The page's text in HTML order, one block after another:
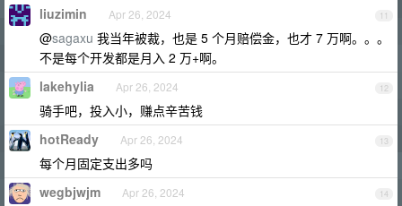
11
liuzimin Apr 26, 2024
@sagaxu 我当年被裁，也是 5 个月赔偿金，也才 7 万啊。。。
不是每个开发都是月入 2 万+啊。
12
lakehylia Apr 26, 2024
骑手吧，投入小，赚点辛苦钱
13
hotReady Apr 26, 2024
每个月固定支出多吗
14
wegbjwjm Apr 26, 2024